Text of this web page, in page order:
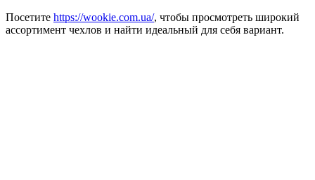
Посетите https://wookie.com.ua/, чтобы просмотреть широкий
ассортимент чехлов и найти идеальный для себя вариант.